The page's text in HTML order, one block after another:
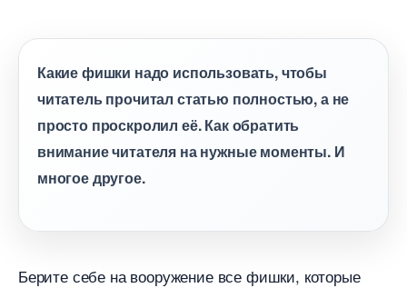
Какие фишки надо использовать, чтобы
читатель прочитал статью полностью, а не
просто проскролил её. Как обратить
нимание читателя на нужные моменты. И
многое другое.
Берите себе на вооружение все фишки, которые